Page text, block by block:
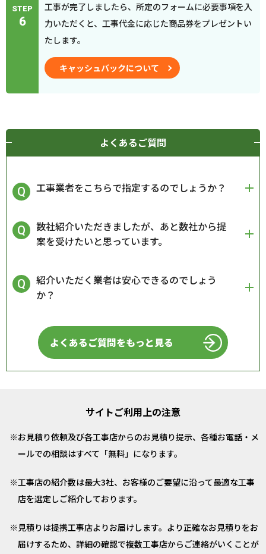
STEP
6
工事が完了しましたら、所定のフォームに必要事項を入
力いただくと、工事代金に応じた商品券をプレゼントい
たします。
キャッシュバックについて
よくあるご質問
工事業者をこちらで指定するのでしょうか？
数社紹介いただきましたが、あと数社から提
案を受けたいと思っています。
紹介いただく業者は安心できるのでしょう
か？
よくあるご質問をもっと見る
サイトご利用上の注意
お見積り依頼及び各工事店からのお見積り提示、各種お電話・メ
ールでの相談はすべて「無料」になります。
工事店の紹介数は最大3社、お客様のご要望に沿って最適な工事
店を選定しご紹介しております。
見積りは提携工事店よりお届けします。より正確なお見積りをお
届けするため、詳細の確認で複数工事店からご連絡がいくことが